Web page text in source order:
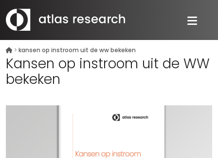
> kansen op instroom uit de ww bekeken
Kansen op instroom uit de WW
bekeken